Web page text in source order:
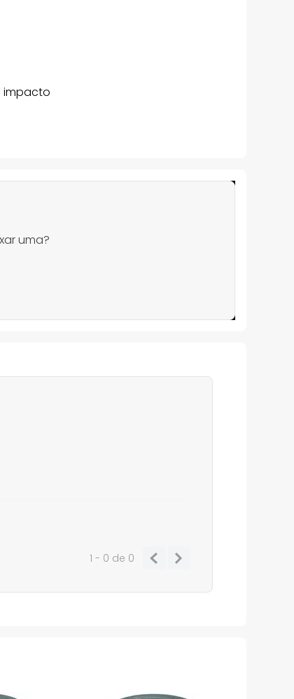
impacto
uma?
1 - 0 de 0